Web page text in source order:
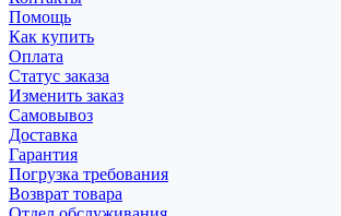
Помощь
Как купить
Оплата
Статус заказа
Изменить заказ
Самовывоз
Доставка
Гарантия
Погрузка требования
Возврат товара